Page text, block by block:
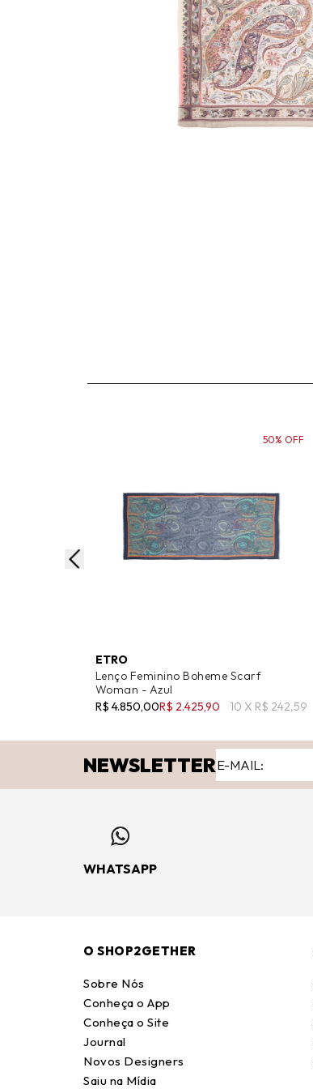
ETRO
Lenço Feminino Boheme Scarf
Woman - Azul
R$ 4.850,00R$ 2.425,90 10 X R$ 242,59
50% OFF
NEWSLETTER
WHATSAPP
O SHOP2GETHER
Sobre Nós
Conheça o App
Conheça o Site
Journal
Novos Designers
Saiu na Mídia